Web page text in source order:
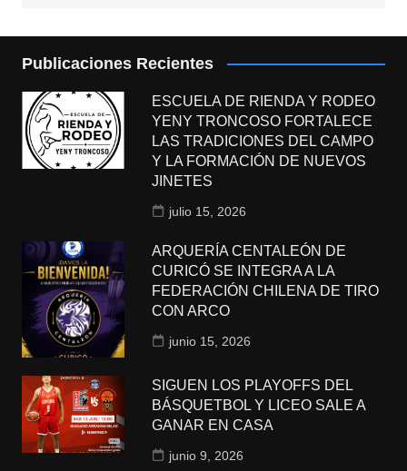
Publicaciones Recientes
ESCUELA DE RIENDA Y RODEO
YENY TRONCOSO FORTALECE
LAS TRADICIONES DEL CAMPO
Y LA FORMACIÓN DE NUEVOS
JINETES
julio 15, 2026
ARQUERÍA CENTALEÓN DE
CURICÓ SE INTEGRA A LA
FEDERACIÓN CHILENA DE TIRO
CON ARCO
junio 15, 2026
SIGUEN LOS PLAYOFFS DEL
BÁSQUETBOL Y LICEO SALE A
GANAR EN CASA
junio 9, 2026